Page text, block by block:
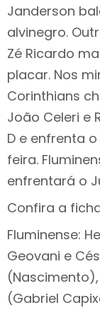
Janderson
alvinegro.
Zé Ricardo
placar. Nos
Corinthians
João Celeri e
D e enfrenta
feira.
enfrentará o
Confira a
Fluminense:
Geovani e
(Gabriel